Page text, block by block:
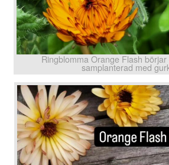
Ringblomma Orange Flash
samplanterad med